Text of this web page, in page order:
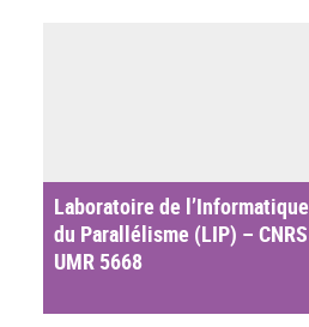
Laboratoire de l’Informatique
du Parallélisme (LIP) – CNRS
UMR 5668